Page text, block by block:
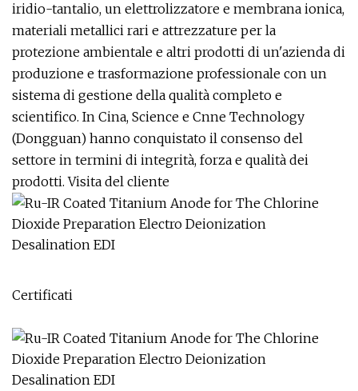
iridio-tantalio, un elettrolizzatore e membrana ionica,
materiali metallici rari e attrezzature per la
protezione ambientale e altri prodotti di un'azienda di
produzione e trasformazione professionale con un
sistema di gestione della qualità completo e
scientifico. In Cina, Science e Cnne Technology
(Dongguan) hanno conquistato il consenso del
settore in termini di integrità, forza e qualità dei
prodotti. Visita del cliente
Certificati